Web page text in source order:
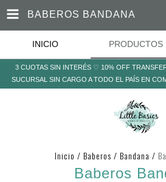
BABEROS BANDANA
INICIO PRODUCTOS
3 CUOTAS SIN INTERÉS ♡ 10% OFF
SUCURSAL SIN CARGO A TODO EL PAÍS EN
Inicio / Baberos / Bandana /
Baberos